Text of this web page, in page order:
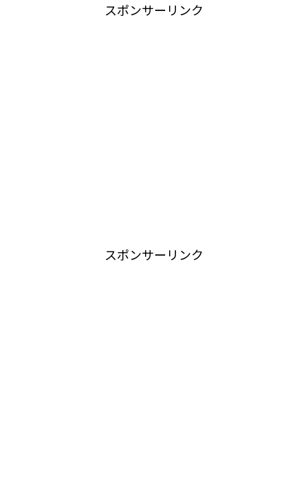
スポンサーリンク
スポンサーリンク